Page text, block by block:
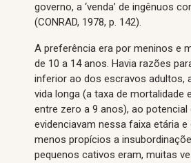
governo, a ‘venda’ de ingênuos
(CONRAD, 1978, p. 142).
A preferência era por meninos e
de 10 a 14 anos. Havia razões
inferior ao dos escravos adultos,
vida longa (a taxa de mortalidade
entre zero a 9 anos), ao potencial
evidenciavam nessa faixa etária
menos propícios a
pequenos cativos eram, muitas